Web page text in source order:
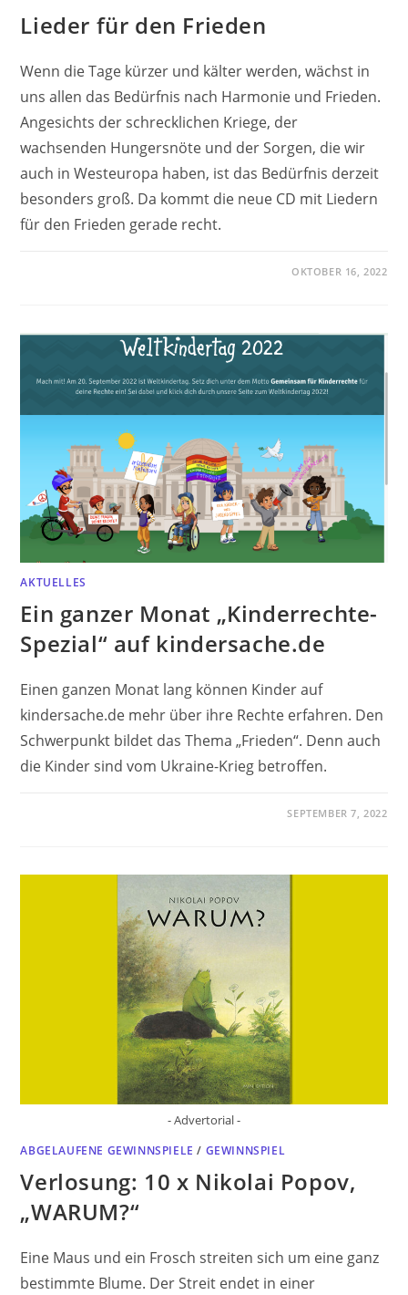
Lieder für den Frieden
Wenn die Tage kürzer und kälter werden, wächst in
uns allen das Bedürfnis nach Harmonie und Frieden.
Angesichts der schrecklichen Kriege, der
wachsenden Hungersnöte und der Sorgen, die wir
auch in Westeuropa haben, ist das Bedürfnis derzeit
besonders groß. Da kommt die neue CD mit Liedern
für den Frieden gerade recht.
OKTOBER 16, 2022
AKTUELLES
Ein ganzer Monat „Kinderrechte-
Spezial“ auf kindersache.de
Einen ganzen Monat lang können Kinder auf
kindersache.de mehr über ihre Rechte erfahren. Den
Schwerpunkt bildet das Thema „Frieden“. Denn auch
die Kinder sind vom Ukraine-Krieg betroffen.
SEPTEMBER 7, 2022
- Advertorial -
ABGELAUFENE GEWINNSPIELE / GEWINNSPIEL
Verlosung: 10 x Nikolai Popov,
„WARUM?“
Eine Maus und ein Frosch streiten sich um eine ganz
bestimmte Blume. Der Streit endet in einer